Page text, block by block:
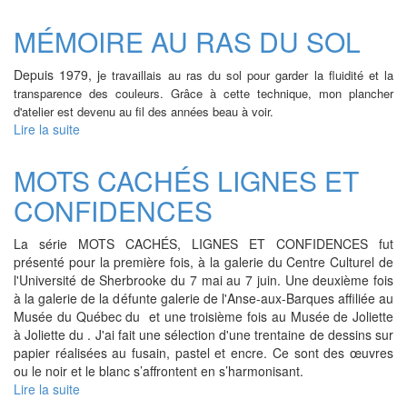
SEMBLANT
MÉMOIRE AU RAS DU SOL
Depuis 1979, je travaillais au ras du sol pour garder la fluidité et la
transparence des couleurs. Grâce à cette technique, mon plancher
d'atelier est devenu au fil des années beau à voir.
Lire la suite
RAS
DU
SOL
MOTS CACHÉS LIGNES ET
CONFIDENCES
La série MOTS CACHÉS, LIGNES ET CONFIDENCES fut
présenté pour la première fois, à la galerie du Centre Culturel de
l'Université de Sherbrooke du 7 mai au 7 juin. Une deuxième fois
à la galerie de la défunte galerie de l'Anse-aux-Barques affiliée au
Musée du Québec du et une troisième fois au Musée de Joliette
à Joliette du . J'ai fait une sélection d'une trentaine de dessins sur
papier réalisées au fusain, pastel et encre. Ce sont des œuvres
ou le noir et le blanc s’affrontent en s’harmonisant.
Lire la suite